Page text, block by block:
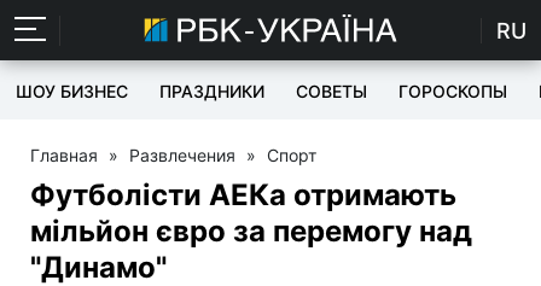
RU
ШОУ БИЗНЕС ПРАЗДНИКИ СОВЕТЫ ГОРОСКОПЫ
Главная » Развлечения » Спорт
Футболісти АЕКа отримають
мільйон євро за перемогу над
"Динамо"